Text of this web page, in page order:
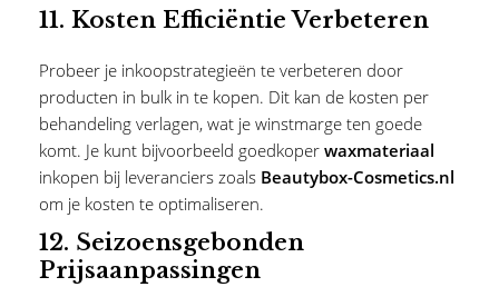
11. Kosten Efficiëntie Verbeteren
Probeer je inkoopstrategieën te verbeteren door
producten in bulk in te kopen. Dit kan de kosten per
behandeling verlagen, wat je winstmarge ten goede
komt. Je kunt bijvoorbeeld goedkoper waxmateriaal
inkopen bij leveranciers zoals Beautybox-Cosmetics.nl
om je kosten te optimaliseren.
12. Seizoensgebonden
Prijsaanpassingen